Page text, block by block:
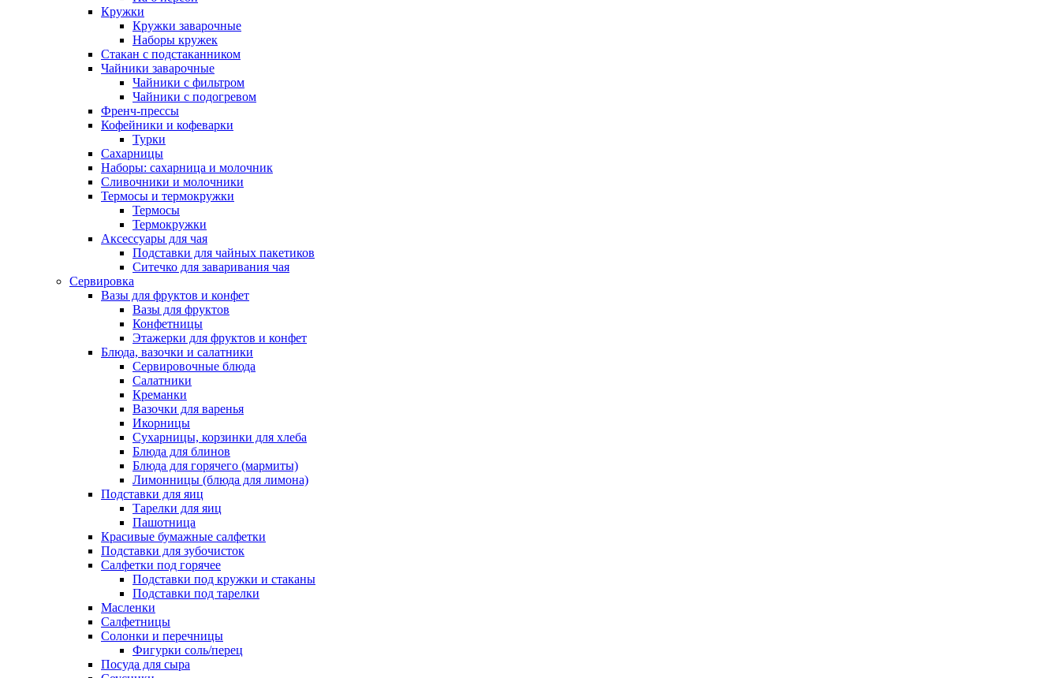
Кружки
Кружки заварочные
Наборы кружек
Стакан с подстаканником
Чайники заварочные
Чайники с фильтром
Чайники с подогревом
Френч-прессы
Кофейники и кофеварки
Турки
Сахарницы
Наборы: сахарница и молочник
Сливочники и молочники
Термосы и термокружки
Термосы
Термокружки
Аксессуары для чая
Подставки для чайных пакетиков
Ситечко для заваривания чая
Сервировка
Вазы для фруктов и конфет
Вазы для фруктов
Конфетницы
Этажерки для фруктов и конфет
Блюда, вазочки и салатники
Сервировочные блюда
Салатники
Креманки
Вазочки для варенья
Икорницы
Сухарницы, корзинки для хлеба
Блюда для блинов
Блюда для горячего (мармиты)
Лимонницы (блюда для лимона)
Подставки для яиц
Тарелки для яиц
Пашотница
Красивые бумажные салфетки
Подставки для зубочисток
Салфетки под горячее
Подставки под кружки и стаканы
Подставки под тарелки
Масленки
Салфетницы
Солонки и перечницы
Фигурки соль/перец
Посуда для сыра